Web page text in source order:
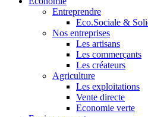
Entreprendre
Eco.Sociale &
Nos entreprises
Les artisans
Les commerçants
Les créateurs
Agriculture
Les exploitations
Vente directe
Economie verte